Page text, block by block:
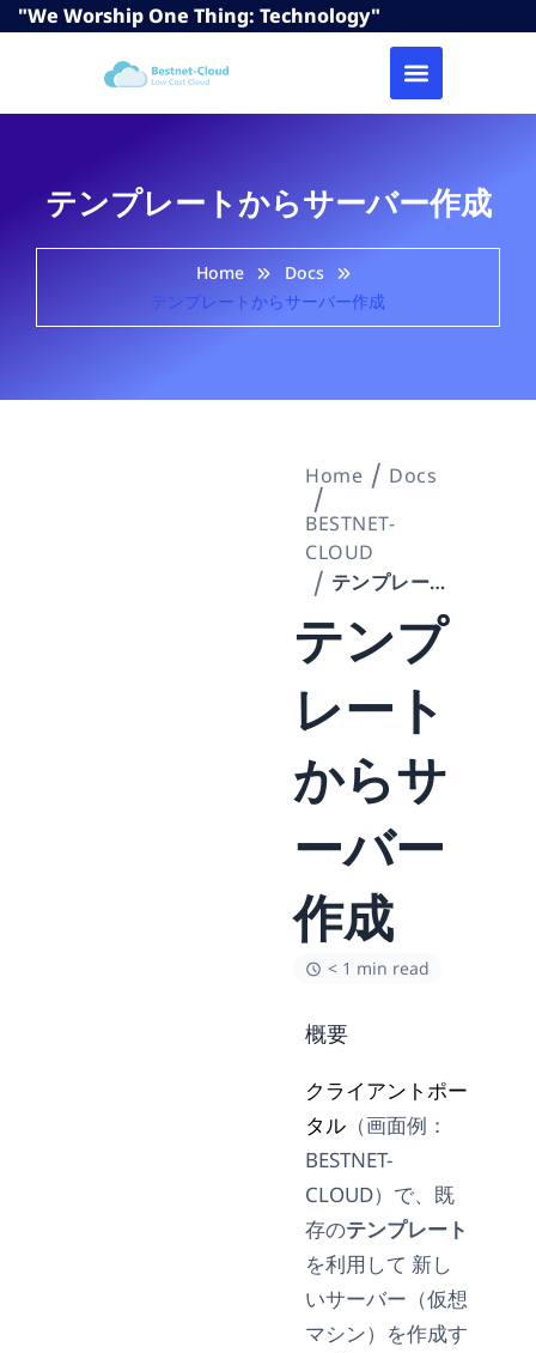
"We Worship One Thing: Technology"
テンプレートからサーバー作成
Home
Docs
テンプレートからサーバー作成
Home
Docs
BESTNET-
CLOUD
テンプレートからサーバー作成
テンプ
レート
からサ
ーバー
作成
< 1 min read
概要
クライアントポー
タル （画面例：
BESTNET-
CLOUD）で、既
存のテンプレート
を利用して 新し
いサーバー（仮想
マシン）を作成す